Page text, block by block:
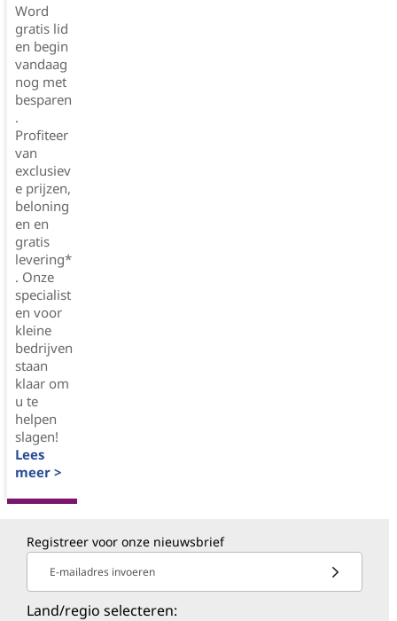
Word
gratis lid
en begin
vandaag
nog met
besparen
.
Profiteer
van
exclusiev
e prijzen,
beloning
en en
gratis
levering*
. Onze
specialist
en voor
kleine
bedrijven
staan
klaar om
u te
helpen
slagen!
Lees
meer >
Registreer voor onze nieuwsbrief
E-mailadres invoeren
Land/regio selecteren: